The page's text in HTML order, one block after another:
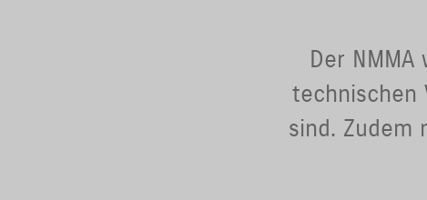
Der
technischen
sind. Zudem